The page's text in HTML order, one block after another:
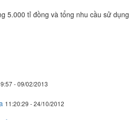
5.000 tỉ đồng và tổng nhu cầu sử dụng
- 09/02/2013
11:20:29 - 24/10/2012